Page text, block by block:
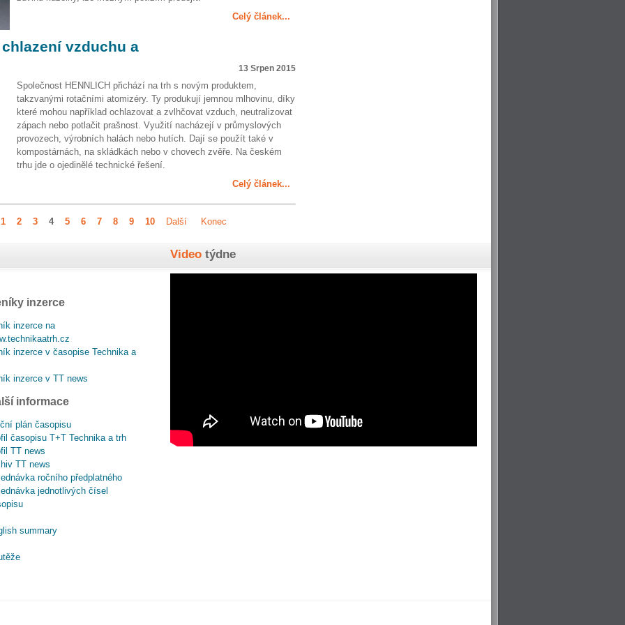
Celý článek...
vzduchu a
13 Srpen 2015
Společnost HENNLICH přichází na trh s novým produktem,
takzvanými rotačními atomizéry. Ty produkují jemnou mlhovinu, díky
které mohou například ochlazovat a zvlhčovat vzduch, neutralizovat
zápach nebo potlačit prašnost. Využití nacházejí v průmyslových
provozech, výrobních halách nebo hutích. Dají se použít také v
kompostárnách, na skládkách nebo v chovech zvěře. Na českém
trhu jde o ojedinělé technické řešení.
Celý článek...
1 2 3 4 5 6 7 8 9 10 Další Konec
inzerce
inzerce na
inzerce v časopise Technika a
inzerce v TT news
informace
plán časopisu
časopisu T+T Technika a trh
TT news
TT news
ročního předplatného
jednotlivých čísel
summary
Video týdne